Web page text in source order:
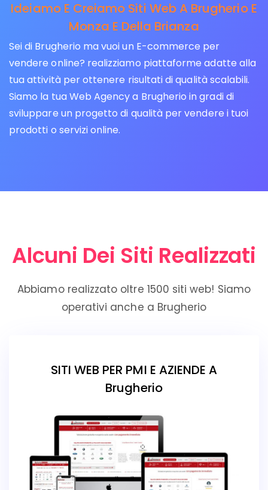
Ideiamo E Creiamo Siti Web A Brugherio E
Monza E Della Brianza
Sei di Brugherio ma vuoi un E-commerce per
vendere online? realizziamo piattaforme adatte alla
tua attività per ottenere risultati di qualità scalabili.
Siamo la tua Web Agency a Brugherio in gradi di
sviluppare un progetto di qualità per vendere i tuoi
prodotti o servizi online.
Alcuni Dei Siti Realizzati
Abbiamo realizzato oltre 1500 siti web! Siamo
operativi anche a Brugherio
SITI WEB PER PMI E AZIENDE A
Brugherio